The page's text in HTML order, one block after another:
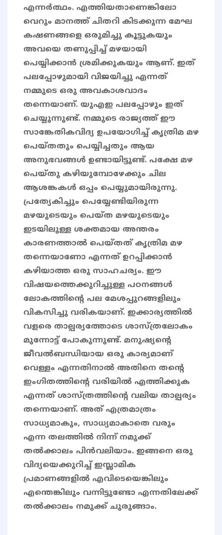
എന്നർത്ഥം. എത്തിയതാണെങ്കിലോ
വെറും മാനത്ത് ചിതറി കിടക്കുന്ന മേഘ
കഷണങ്ങളെ ഒരുമിച്ചു കൂട്ടുകയും
അവയെ തണുപ്പിച്ച് മഴയായി
പെയ്യിക്കാൻ ശ്രമിക്കുകയും ആണ്. ഇത്
പലപ്പോഴുമായി വിജയിച്ചു എന്നത്
നമ്മുടെ ഒരു അവകാശവാദം
തന്നെയാണ്. യുഎഇ പലപ്പോഴും ഇത്
ചെയ്യുന്നുണ്ട്. നമ്മുടെ രാജ്യത്ത് ഈ
സാങ്കേതികവിദ്യ ഉപയോഗിച്ച് കൃത്രിമ മഴ
പെയ്തതും പെയ്യിച്ചതും ആയ
അനുഭവങ്ങൾ ഉണ്ടായിട്ടുണ്ട്. പക്ഷേ മഴ
പെയ്തു കഴിയുമ്പോഴേക്കും ചില
ആശങ്കകൾ ഒപ്പം പെയ്യുമായിരുന്നു.
പ്രത്യേകിച്ചും പെയ്യേണ്ടിയിരുന്ന
മഴയുടെയും പെയ്ത മഴയുടെയും
ഇടയിലുള്ള ശക്തമായ അന്തരം
കാരണത്താൽ പെയ്തത് കൃത്രിമ മഴ
തന്നെയാണോ എന്നത് ഉറപ്പിക്കാൻ
കഴിയാത്ത ഒരു സാഹചര്യം. ഈ
വിഷയത്തെക്കുറിച്ചുള്ള പഠനങ്ങൾ
ലോകത്തിന്റെ പല മേശപ്പുറങ്ങളിലും
വികസിച്ചു വരികയാണ്. ഇക്കാര്യത്തിൽ
വളരെ താല്പര്യത്തോടെ ശാസ്ത്രലോകം
മുന്നോട്ട് പോകുന്നുണ്ട്. മനുഷ്യന്റെ
ജീവൽബന്ധിയായ ഒരു കാര്യമാണ്
വെള്ളം എന്നതിനാൽ അതിനെ തന്റെ
ഇംഗിതത്തിന്റെ വരിയിൽ എത്തിക്കുക
എന്നത് ശാസ്ത്രത്തിന്റെ വലിയ താല്പര്യം
തന്നെയാണ്. അത് എത്രമാത്രം
സാധ്യമാകും, സാധ്യമാകാതെ വരും
എന്ന തലത്തിൽ നിന്ന് നമുക്ക്
തൽക്കാലം പിൻവലിയാം. ഇങ്ങനെ ഒരു
വിദ്യയെക്കുറിച്ച് ഇസ്ലാമിക
പ്രമാണങ്ങളിൽ എവിടെയെങ്കിലും
എന്തെങ്കിലും വന്നിട്ടുണ്ടോ എന്നതിലേക്ക്
തൽക്കാലം നമുക്ക് ചുരുങ്ങാം.